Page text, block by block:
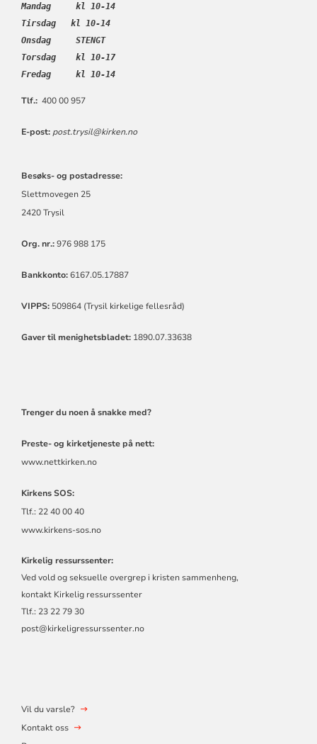
Mandag     kl 10-14
Tirsdag   kl 10-14
Onsdag     STENGT
Torsdag    kl 10-17
Fredag     kl 10-14
Tlf.:400 00 957
E-post: post.trysil@kirken.no
Besøks- og postadresse:
Slettmovegen 25
2420 Trysil
Org. nr.:976 988 175
Bankkonto:6167.05.17887
VIPPS:509864 (Trysil kirkelige fellesråd)
Gaver til menighetsbladet:1890.07.33638
Trenger du noen å snakke med?
Preste- og kirketjeneste på nett:
www.nettkirken.no
Kirkens SOS:
Tlf.: 22 40 00 40
www.kirkens-sos.no
Kirkelig ressurssenter:
Ved vold og seksuelle overgrep i kristen sammenheng,
kontakt Kirkelig ressurssenter
Tlf.: 23 22 79 30
post@kirkeligressurssenter.no
Vil du varsle?
Kontakt oss